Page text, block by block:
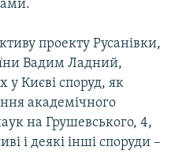
проекту Русанівки,
Вадим Ладний,
у Києві споруд, як
академічного
на Грушевського, 4,
і деякі інші споруди –